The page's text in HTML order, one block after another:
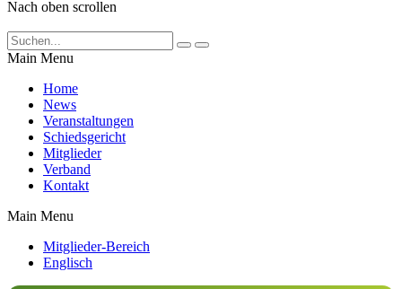
Nach oben scrollen
Main Menu
Home
News
Veranstaltungen
Schiedsgericht
Mitglieder
Verband
Kontakt
Main Menu
Mitglieder-Bereich
Englisch